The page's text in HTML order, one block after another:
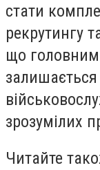
стати
рекрутингу
що
зрозумілих
Читайте